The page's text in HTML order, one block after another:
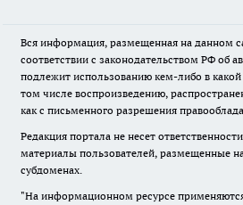
Вся информация, размещенная на данном
соответствии с законодательством РФ об
подлежит использованию кем-либо в
том числе воспроизведению,
как с письменного разрешения
Редакция портала не несет
материалы пользователей, размещенные
субдоменах.
"На информационном ресурсе